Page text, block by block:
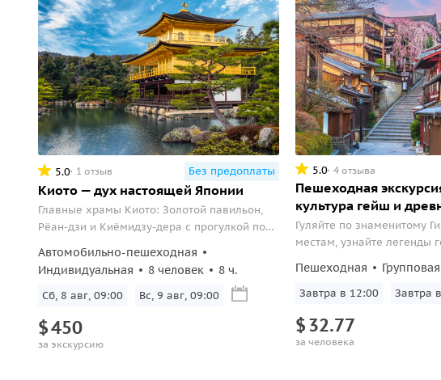
5.0 1 отзыв Без предоплаты
Киото — дух настоящей Японии
Главные храмы Киото: Золотой павильон,
Рёан-дзи и Киёмидзу-дера с прогулкой по
Автомобильно-пешеходная
Индивидуальная
8 человек 8 ч.
Сб, 8 авг, 09:00 Вс, 9 авг, 09:00
$450
за экскурсию
5.0 4 отзыва
Пешеходная
культура гейш и
Гуляйте по знаменитому
местам, узнайте легенды
Пешеходная
Завтра в 12:00 Завтра
$32.77
за человека